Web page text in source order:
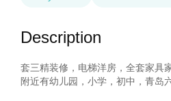
Description
套三精装修，电梯洋房，全套家具
附近有幼儿园，小学，初中，青岛